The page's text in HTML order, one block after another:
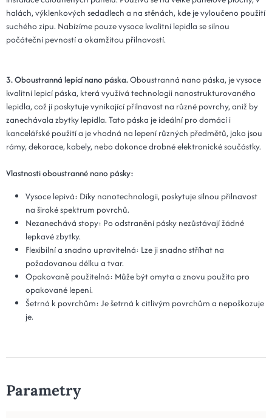
halách, výklenkových sedadlech a na stěnách, kde je vyloučeno použití
suchého zipu. Nabízíme pouze vysoce kvalitní lepidla se silnou
počáteční pevností a okamžitou přilnavostí.
3. Oboustranná lepící nano páska.Oboustranná nano páska, je vysoce
kvalitní lepicí páska, která využívá technologii nanostrukturovaného
lepidla, což jí poskytuje vynikající přilnavost na různé povrchy, aniž by
zanechávala zbytky lepidla. Tato páska je ideální pro domácí i
kancelářské použití a je vhodná na lepení různých předmětů, jako jsou
rámy, dekorace, kabely, nebo dokonce drobné elektronické součástky.
Vlastnosti oboustranné nano pásky:
Vysoce lepivá: Díky nanotechnologii, poskytuje silnou přilnavost
na široké spektrum povrchů.
Nezanechává stopy: Po odstranění pásky nezůstávají žádné
lepkavé zbytky.
Flexibilní a snadno upravitelná: Lze ji snadno stříhat na
požadovanou délku a tvar.
Opakovaně použitelná: Může být omyta a znovu použita pro
opakované lepení.
Šetrná k povrchům: Je šetrná k citlivým povrchům a nepoškozuje
je.
Parametry